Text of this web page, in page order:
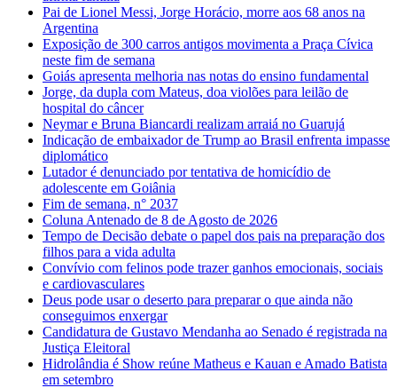
Pai de Lionel Messi, Jorge Horácio, morre aos 68 anos na
Argentina
Exposição de 300 carros antigos movimenta a Praça Cívica
neste fim de semana
Goiás apresenta melhoria nas notas do ensino fundamental
Jorge, da dupla com Mateus, doa violões para leilão de
hospital do câncer
Neymar e Bruna Biancardi realizam arraiá no Guarujá
Indicação de embaixador de Trump ao Brasil enfrenta impasse
diplomático
Lutador é denunciado por tentativa de homicídio de
adolescente em Goiânia
Fim de semana, n° 2037
Coluna Antenado de 8 de Agosto de 2026
Tempo de Decisão debate o papel dos pais na preparação dos
filhos para a vida adulta
Convívio com felinos pode trazer ganhos emocionais, sociais
e cardiovasculares
Deus pode usar o deserto para preparar o que ainda não
conseguimos enxergar
Candidatura de Gustavo Mendanha ao Senado é registrada na
Justiça Eleitoral
Hidrolândia é Show reúne Matheus e Kauan e Amado Batista
em setembro